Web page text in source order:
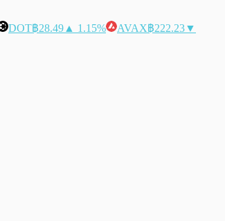
DOT฿28.49 ▲ 1.15% AVAX฿222.23▼